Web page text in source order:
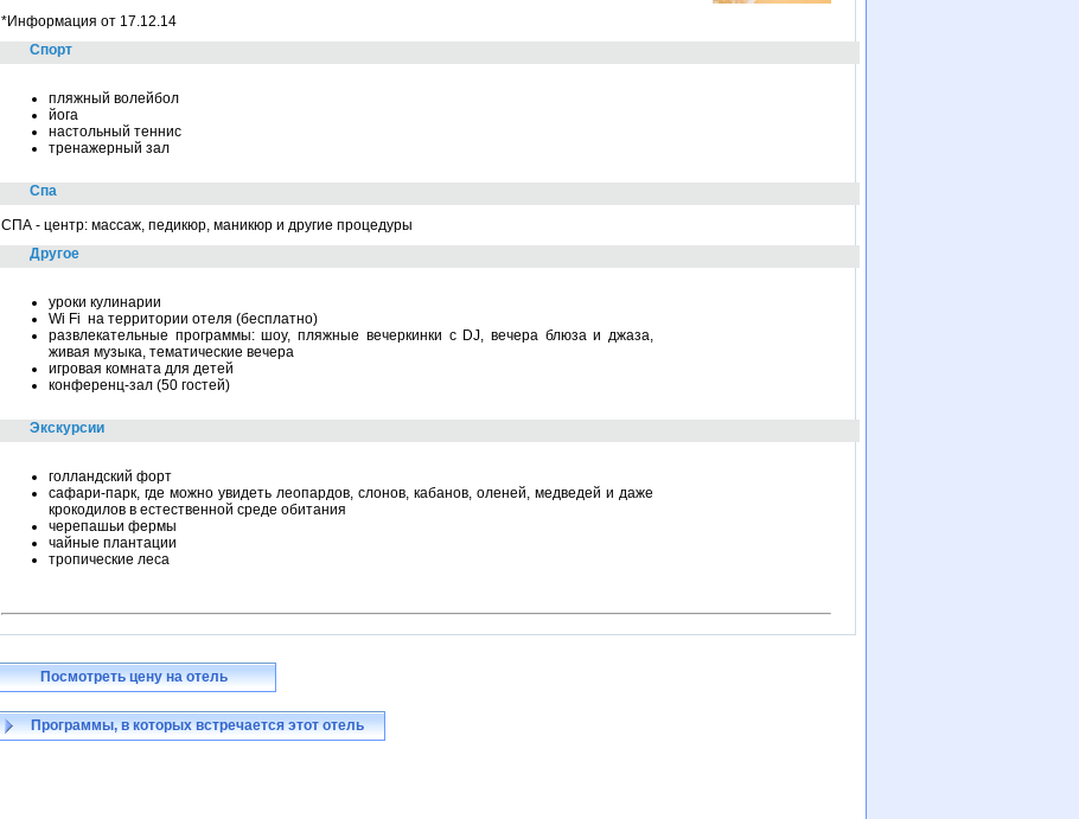
*Информация от 17.12.14
Спорт
пляжный волейбол
йога
настольный теннис
тренажерный зал
Спа
СПА - центр: массаж, педикюр, маникюр и другие процедуры
Другое
уроки кулинарии
Wi Fi на территории отеля (бесплатно)
развлекательные программы: шоу, пляжные вечеркинки с DJ, вечера блюза и джаза,
живая музыка, тематические вечера
игровая комната для детей
конференц-зал (50 гостей)
Экскурсии
голландский форт
сафари-парк, где можно увидеть леопардов, слонов, кабанов, оленей, медведей и даже
крокодилов в естественной среде обитания
черепашьи фермы
чайные плантации
тропические леса
Посмотреть цену на отель
Программы, в которых встречается этот отель